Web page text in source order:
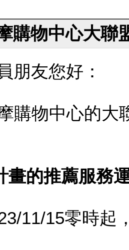
購物中心大聯
朋友您好：
購物中心的大
畫的推薦服務
11/15零時起